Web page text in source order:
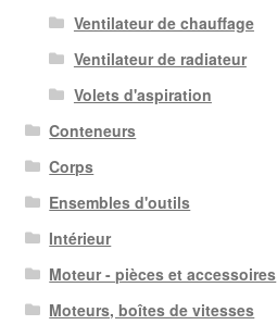
Ventilateur de chauffage
Ventilateur de radiateur
Volets d'aspiration
Conteneurs
Corps
Ensembles d'outils
Intérieur
Moteur - pièces et accessoires
Moteurs, boîtes de vitesses